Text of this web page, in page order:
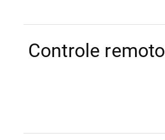
Controle remoto